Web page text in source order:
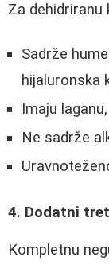
Za dehidriranu
Sadrže
hijaluronska
Imaju
Ne sadrže
4. Dodatni
Kompletnu